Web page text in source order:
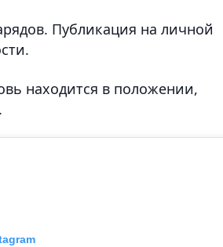
Публикация на личной
находится в положении,